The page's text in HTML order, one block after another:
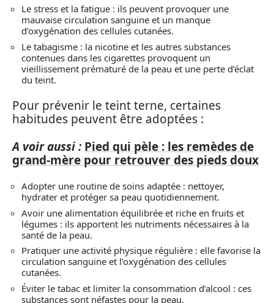
Le stress et la fatigue : ils peuvent provoquer une
mauvaise circulation sanguine et un manque
d’oxygénation des cellules cutanées.
Le tabagisme : la nicotine et les autres substances
contenues dans les cigarettes provoquent un
vieillissement prématuré de la peau et une perte d’éclat
du teint.
Pour prévenir le teint terne, certaines
habitudes peuvent être adoptées :
A voir aussi : Pied qui pèle : les remèdes de
grand-mère pour retrouver des pieds doux
Adopter une routine de soins adaptée : nettoyer,
hydrater et protéger sa peau quotidiennement.
Avoir une alimentation équilibrée et riche en fruits et
légumes : ils apportent les nutriments nécessaires à la
santé de la peau.
Pratiquer une activité physique régulière : elle favorise la
circulation sanguine et l’oxygénation des cellules
cutanées.
Éviter le tabac et limiter la consommation d’alcool : ces
substances sont néfastes pour la peau.